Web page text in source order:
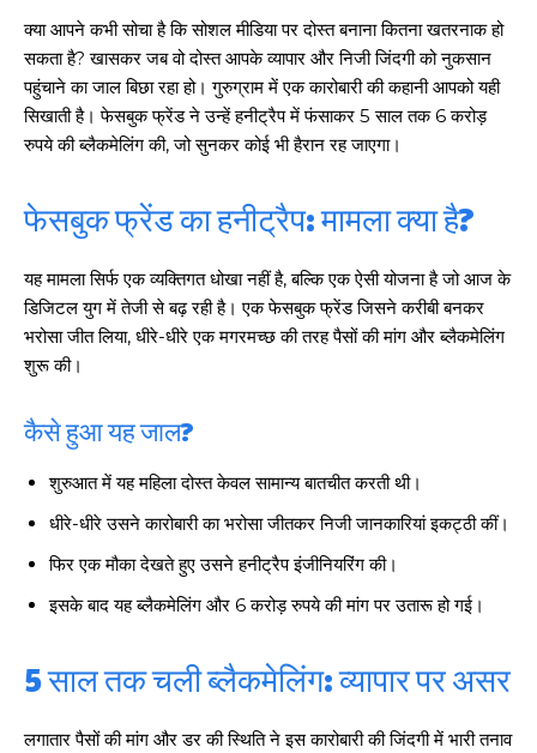
क्या आपने कभी सोचा है कि सोशल मीडिया पर दोस्त बनाना कितना खतरनाक हो
सकता है? खासकर जब वो दोस्त आपके व्यापार और निजी जिंदगी को नुकसान
पहुंचाने का जाल बिछा रहा हो। गुरुग्राम में एक कारोबारी की कहानी आपको यही
सिखाती है। फेसबुक फ्रेंड ने उन्हें हनीट्रैप में फंसाकर 5 साल तक 6 करोड़
रुपये की ब्लैकमेलिंग की, जो सुनकर कोई भी हैरान रह जाएगा।
फेसबुक फ्रेंड का हनीट्रैप: मामला क्या है?
यह मामला सिर्फ एक व्यक्तिगत धोखा नहीं है, बल्कि एक ऐसी योजना है जो आज के
डिजिटल युग में तेजी से बढ़ रही है। एक फेसबुक फ्रेंड जिसने करीबी बनकर
भरोसा जीत लिया, धीरे-धीरे एक मगरमच्छ की तरह पैसों की मांग और ब्लैकमेलिंग
शुरू की।
कैसे हुआ यह जाल?
शुरुआत में यह महिला दोस्त केवल सामान्य बातचीत करती थी।
धीरे-धीरे उसने कारोबारी का भरोसा जीतकर निजी जानकारियां इकट्ठी कीं।
फिर एक मौका देखते हुए उसने हनीट्रैप इंजीनियरिंग की।
इसके बाद यह ब्लैकमेलिंग और 6 करोड़ रुपये की मांग पर उतारू हो गई।
5 साल तक चली ब्लैकमेलिंग: व्यापार पर असर
लगातार पैसों की मांग और डर की स्थिति ने इस कारोबारी की जिंदगी में भारी तनाव